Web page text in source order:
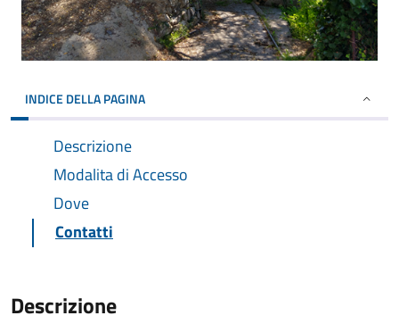
INDICE DELLA PAGINA
Descrizione
Modalita di Accesso
Dove
Contatti
Descrizione